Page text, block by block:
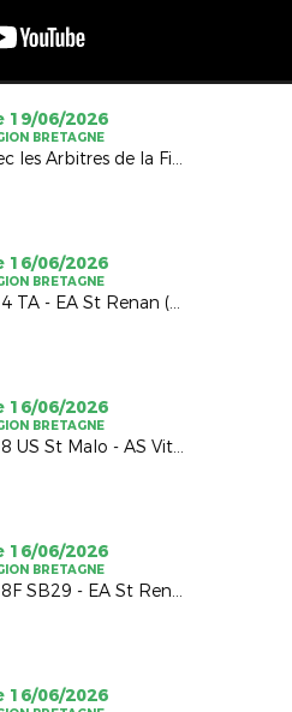
19/06/2026
BRETAGNE
Inside avec les Arbitres de la Finale Hommes
16/06/2026
BRETAGNE
Finale U14 TA - EA St Renan (1-1; 4-5 TAB)
16/06/2026
BRETAGNE
Finale U18 US St Malo - AS Vitré (2-2; 4-5 TAB)
16/06/2026
BRETAGNE
Finale U18F SB29 - EA St Renan (1-0)
16/06/2026